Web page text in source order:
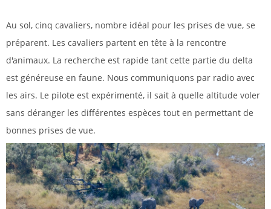
Au sol, cinq cavaliers, nombre idéal pour les prises de vue, se
préparent. Les cavaliers partent en tête à la rencontre
d'animaux. La recherche est rapide tant cette partie du delta
est généreuse en faune. Nous communiquons par radio avec
les airs. Le pilote est expérimenté, il sait à quelle altitude voler
sans déranger les différentes espèces tout en permettant de
bonnes prises de vue.